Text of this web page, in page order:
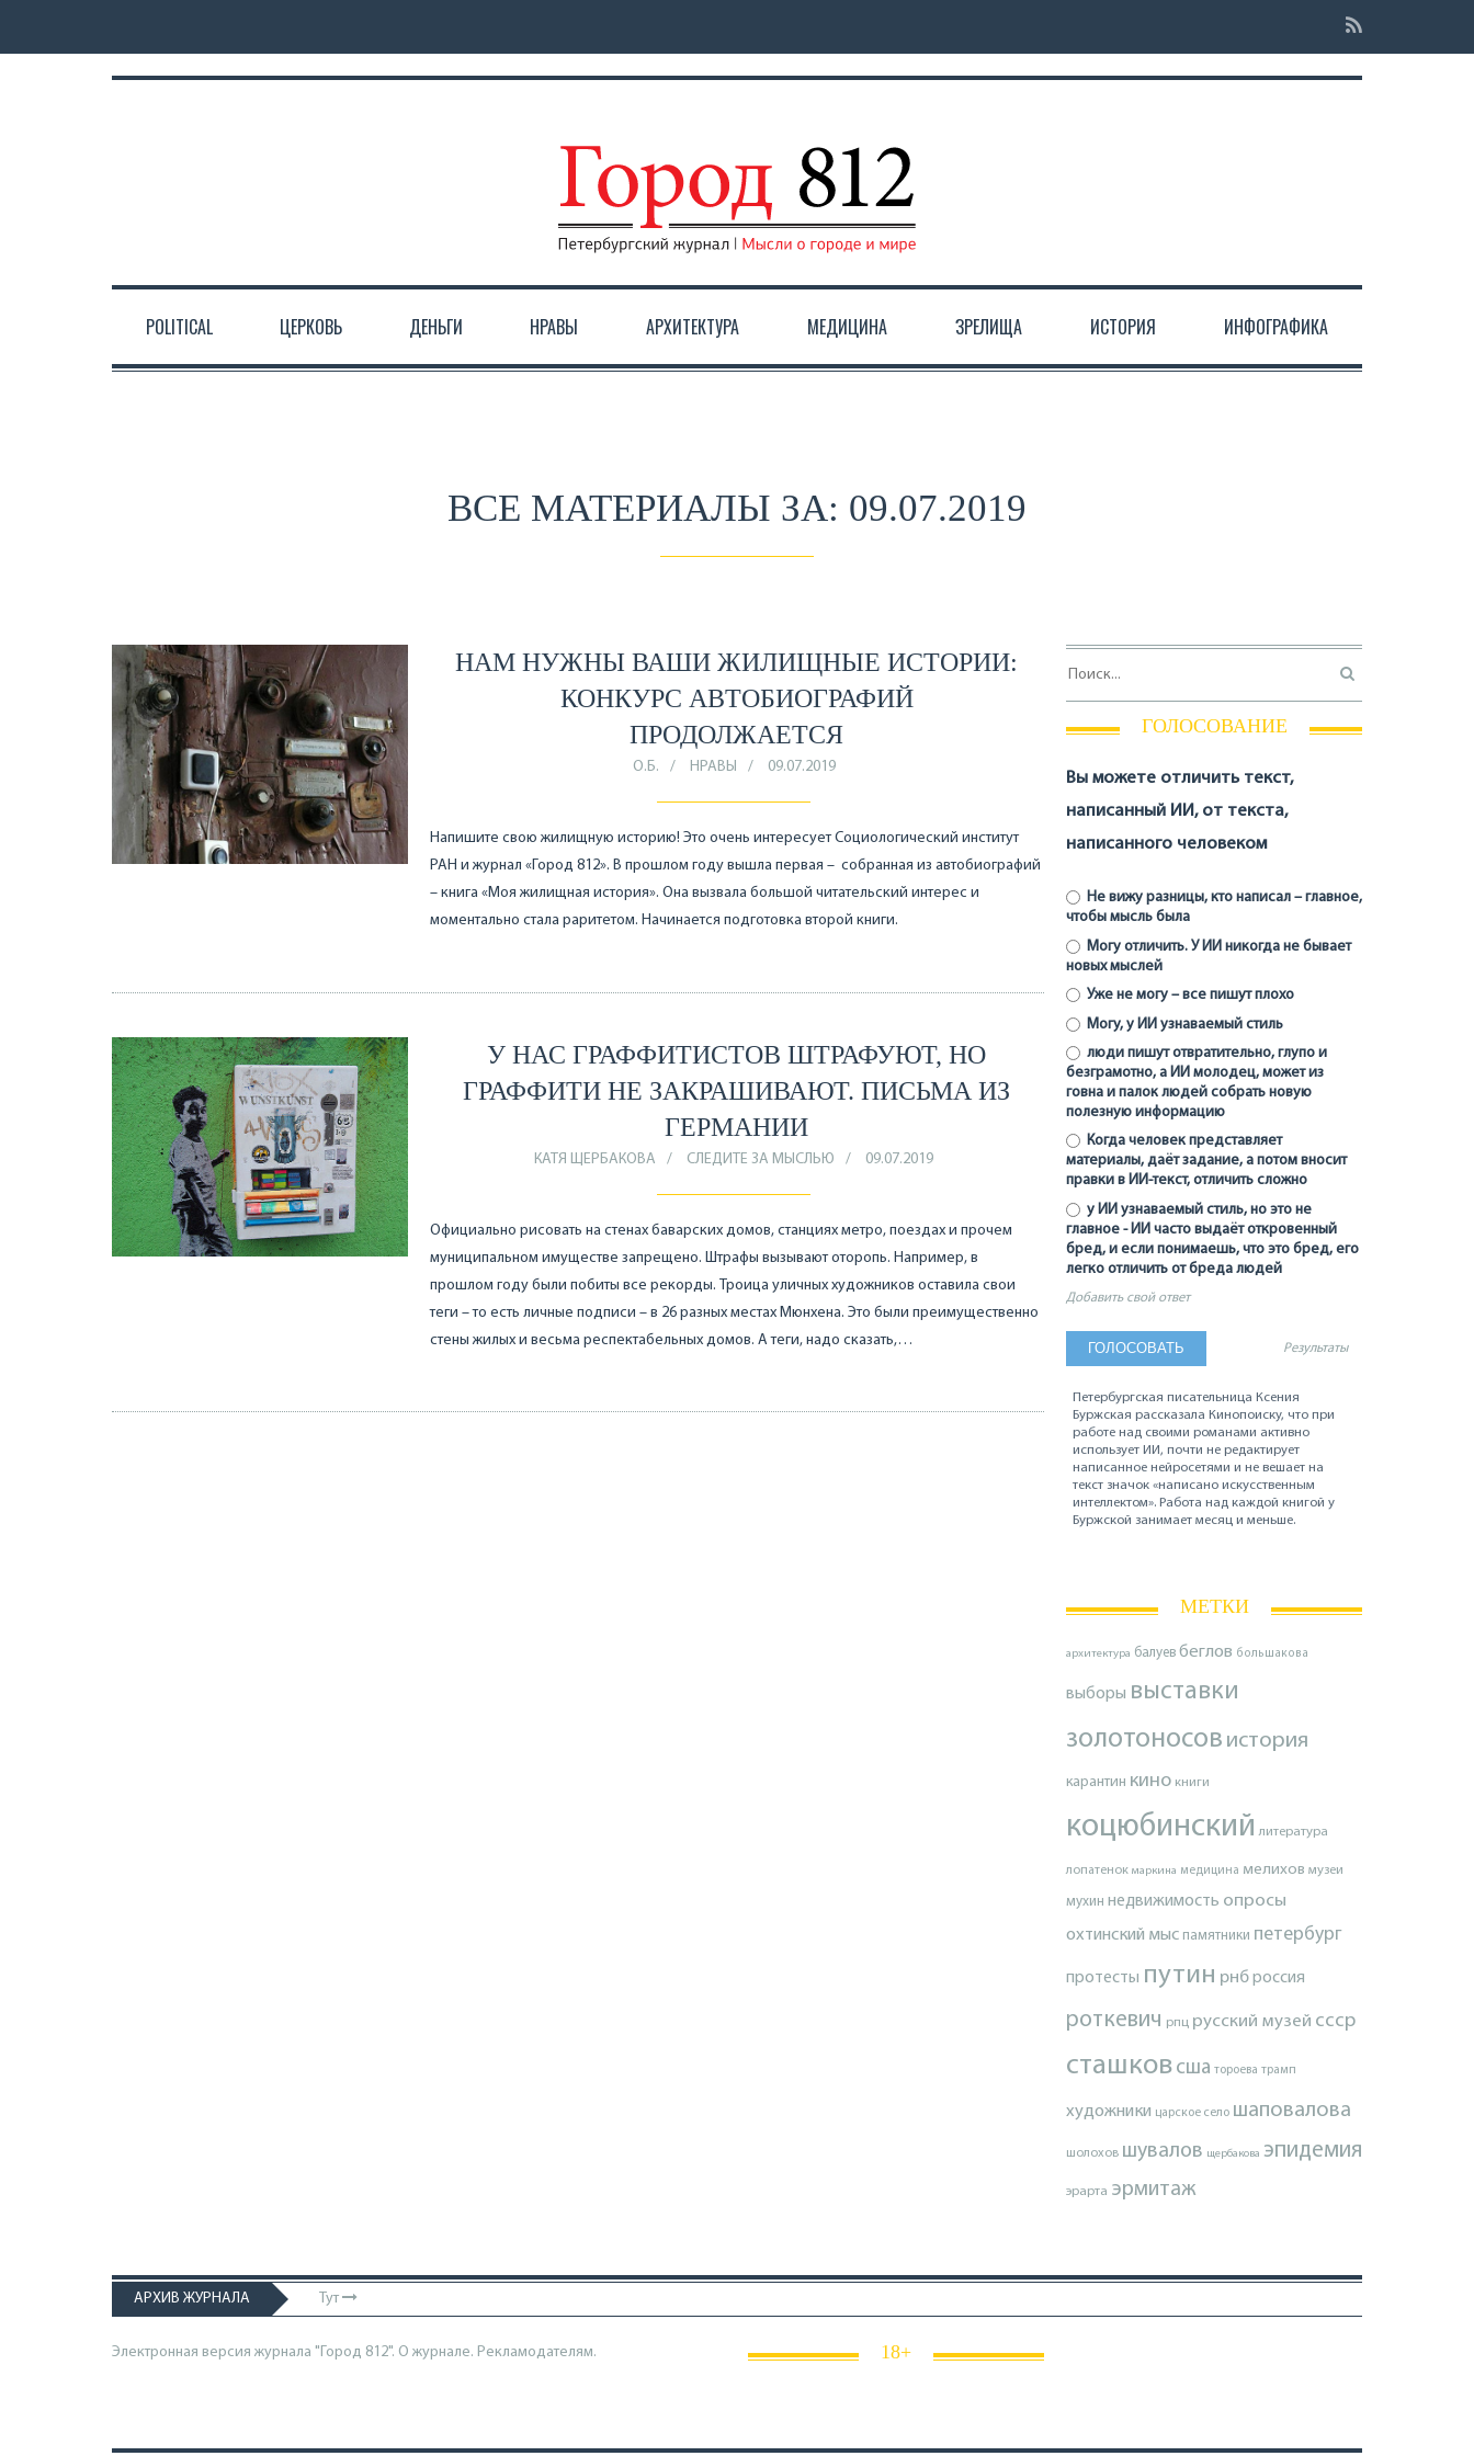
POLITICAL ЦЕРКОВЬ ДЕНЬГИ НРАВЫ АРХИТЕКТУРА МЕДИЦИНА ЗРЕЛИЩА ИСТОРИЯ ИНФОГРАФИКА
ВСЕ МАТЕРИАЛЫ ЗА: 09.07.2019
НАМ НУЖНЫ ВАШИ ЖИЛИЩНЫЕ ИСТОРИИ:
КОНКУРС АВТОБИОГРАФИЙ
ПРОДОЛЖАЕТСЯ
О.Б. НРАВЫ 09.07.2019
Напишите свою жилищную историю! Это очень интересует Социологический институт
РАН и журнал «Город 812». В прошлом году вышла первая – собранная из автобиографий
– книга «Моя жилищная история». Она вызвала большой читательский интерес и
моментально стала раритетом. Начинается подготовка второй книги.
У НАС ГРАФФИТИСТОВ ШТРАФУЮТ, НО
ГРАФФИТИ НЕ ЗАКРАШИВАЮТ. ПИСЬМА ИЗ
ГЕРМАНИИ
КАТЯ ЩЕРБАКОВА СЛЕДИТЕ ЗА МЫСЛЬЮ 09.07.2019
Официально рисовать на стенах баварских домов, станциях метро, поездах и прочем
муниципальном имуществе запрещено. Штрафы вызывают оторопь. Например, в
прошлом году были побиты все рекорды. Троица уличных художников оставила свои
теги – то есть личные подписи – в 26 разных местах Мюнхена. Это были преимущественно
стены жилых и весьма респектабельных домов. А теги, надо сказать,…
ГОЛОСОВАНИЕ
Вы можете отличить текст,
написанный ИИ, от текста,
написанного человеком
Не вижу разницы, кто написал – главное,
чтобы мысль была
Могу отличить. У ИИ никогда не бывает
новых мыслей
Уже не могу – все пишут плохо
Могу, у ИИ узнаваемый стиль
люди пишут отвратительно, глупо и
безграмотно, а ИИ молодец, может из
говна и палок людей собрать новую
полезную информацию
Когда человек представляет
материалы, даёт задание, а потом вносит
правки в ИИ-текст, отличить сложно
у ИИ узнаваемый стиль, но это не
главное - ИИ часто выдаёт откровенный
бред, и если понимаешь, что это бред, его
легко отличить от бреда людей
Добавить свой ответ
Результаты
Петербургская писательница Ксения
Буржская рассказала Кинопоиску, что при
работе над своими романами активно
использует ИИ, почти не редактирует
написанное нейросетями и не вешает на
текст значок «написано искусственным
интеллектом». Работа над каждой книгой у
Буржской занимает месяц и меньше.
МЕТКИ
архитектура балуев беглов большакова
выборы выставки
золотоносов история
карантин кино книги
коцюбинский литература
лопатенок маркина медицина мелихов музеи
мухин недвижимость опросы
охтинский мыс памятники петербург
протесты путин рнброссия
роткевич рпц русский музей ссср
сташков сша тороева трамп
художники царское село шаповалова
шолохов шувалов щербакова эпидемия
эрарта эрмитаж
АРХИВ ЖУРНАЛА Тут
Электронная версия журнала "Город 812". О журнале. Рекламодателям. 18+